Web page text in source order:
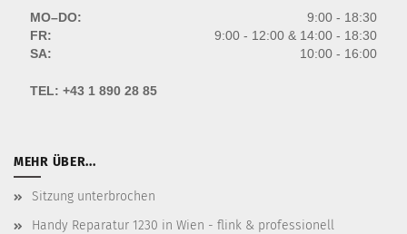
MO–DO:
9:00 - 18:30
FR:
9:00 - 12:00 & 14:00 - 18:30
SA:
10:00 - 16:00
TEL: +43 1 890 28 85
MEHR ÜBER...
Sitzung unterbrochen
Handy Reparatur 1230 in Wien - flink & professionell